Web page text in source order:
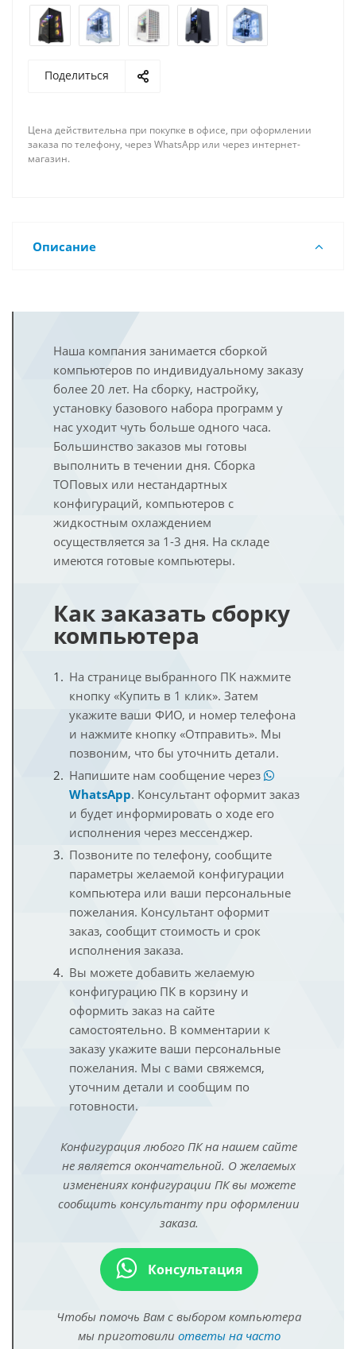
Поделиться
Цена действительна при покупке в офисе, при оформлении
заказа по телефону, через WhatsApp или через интернет-
магазин.
Описание
Наша компания занимается сборкой
компьютеров по индивидуальному заказу
более 20 лет. На сборку, настройку,
установку базового набора программ у
нас уходит чуть больше одного часа.
Большинство заказов мы готовы
выполнить в течении дня. Сборка
ТОПовых или нестандартных
конфигураций, компьютеров с
жидкостным охлаждением
осуществляется за 1-3 дня. На складе
имеются готовые компьютеры.
Как заказать сборку
компьютера
На странице выбранного ПК нажмите
кнопку «Купить в 1 клик». Затем
укажите ваши ФИО, и номер телефона
и нажмите кнопку «Отправить». Мы
позвоним, что бы уточнить детали.
Напишите нам сообщение через
WhatsApp. Консультант оформит заказ
и будет информировать о ходе его
исполнения через мессенджер.
Позвоните по телефону, сообщите
параметры желаемой конфигурации
компьютера или ваши персональные
пожелания. Консультант оформит
заказ, сообщит стоимость и срок
исполнения заказа.
Вы можете добавить желаемую
конфигурацию ПК в корзину и
оформить заказ на сайте
самостоятельно. В комментарии к
заказу укажите ваши персональные
пожелания. Мы с вами свяжемся,
уточним детали и сообщим по
готовности.
Конфигурация любого ПК на нашем сайте
не является окончательной. О желаемых
изменениях конфигурации ПК вы можете
сообщить консультанту при оформлении
заказа.
Консультация
Чтобы помочь Вам с выбором компьютера
мы приготовили ответы на часто